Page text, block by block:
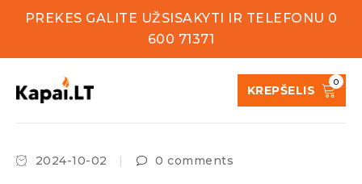
PREKES GALITE UŽSISAKYTI IR TELEFONU 0
600 71371
KREPŠELIS
0
2024-10-02 0 comments